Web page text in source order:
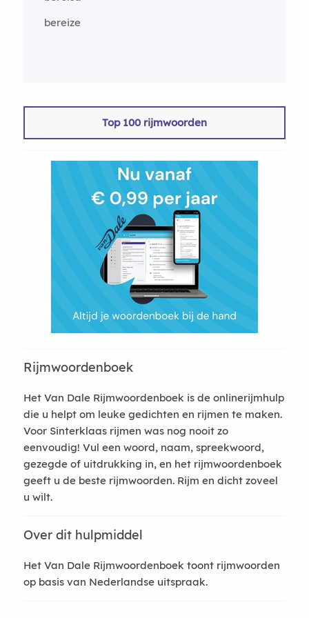
bereize
Top 100 rijmwoorden
Rijmwoordenboek
Het Van Dale Rijmwoordenboek is de onlinerijmhulp
die u helpt om leuke gedichten en rijmen te maken.
Voor Sinterklaas rijmen was nog nooit zo
eenvoudig! Vul een woord, naam, spreekwoord,
gezegde of uitdrukking in, en het rijmwoordenboek
geeft u de beste rijmwoorden. Rijm en dicht zoveel
u wilt.
Over dit hulpmiddel
Het Van Dale Rijmwoordenboek toont rijmwoorden
op basis van Nederlandse uitspraak.